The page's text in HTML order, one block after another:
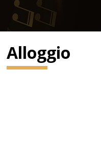
Alloggio